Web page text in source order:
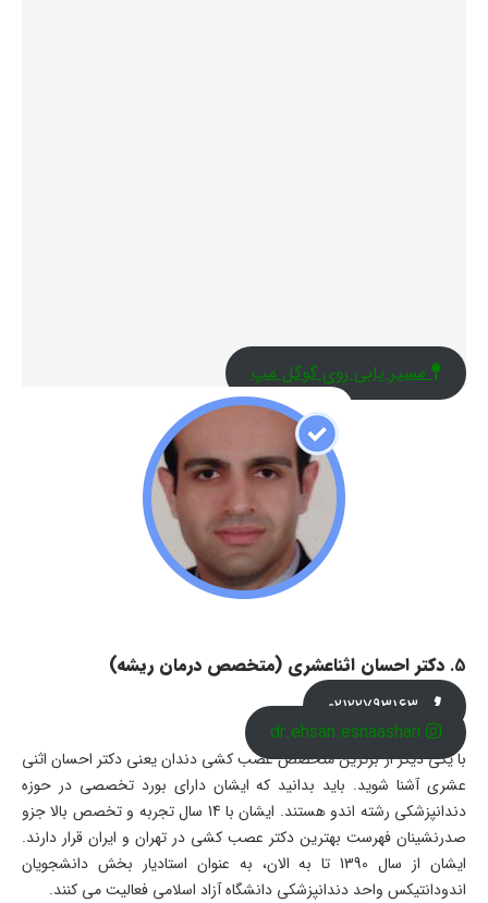
مسیر یابی روی گوگل مپ
5. دکتر احسان اثناعشری (متخصص درمان ریشه)
dr.ehsan.esnaashari
با یکی دیگر از برترین متخصص عصب کشی دندان یعنی دکتر احسان اثنی
عشری آشنا شوید. باید بدانید که ایشان دارای بورد تخصصی در حوزه
دندانپزشکی رشته اندو هستند. ایشان با 14 سال تجربه و تخصص بالا جزو
صدرنشینان فهرست بهترین دکتر عصب کشی در تهران و ایران قرار دارند.
ایشان از سال 1390 تا به الان، به عنوان استادیار بخش دانشجویان
اندودانتیکس واحد دندانپزشکی دانشگاه آزاد اسلامی فعالیت می کنند.